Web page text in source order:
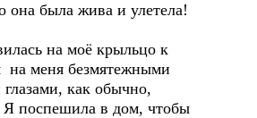
она была жива и улетела!
на моё крыльцо к
на меня безмятежными
как обычно,
Я поспешила в дом, чтобы